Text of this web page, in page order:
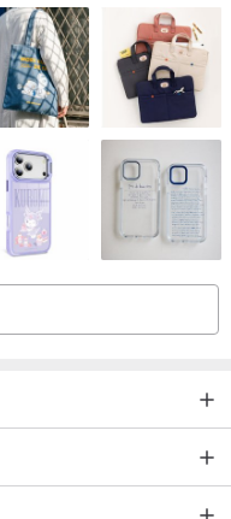
不在退换货范围内
作室现场试穿选购
的机率非常小，所以售出
品，可能有些微污渍、起